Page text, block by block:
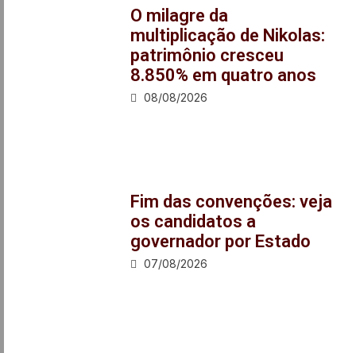
O milagre da
multiplicação de Nikolas:
patrimônio cresceu
8.850% em quatro anos
08/08/2026
Fim das convenções: veja
os candidatos a
governador por Estado
07/08/2026